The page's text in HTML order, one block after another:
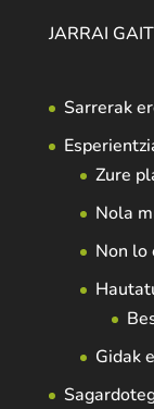
JARRAI
Sarrerak
Zure
Nola
Non lo
Gidak